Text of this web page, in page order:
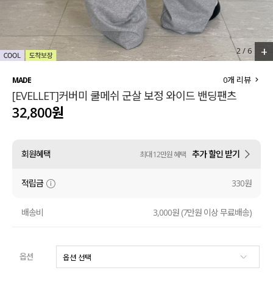
110사이즈
티셔츠
셔츠
원피스
니트
팬츠
스커트
언더웨어
2/ 6 +
MADE
[EVELLET]커버미 쿨메쉬 군살 보정 와이드 밴딩팬츠
0개 리뷰
32,800원
회원혜택 최대 12만원 혜택 추가 할인 받기
적립금 330원
배송비 3,000원 (7만원 이상 무료배송)
옵션